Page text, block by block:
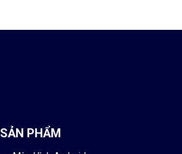
SẢN PHẨM